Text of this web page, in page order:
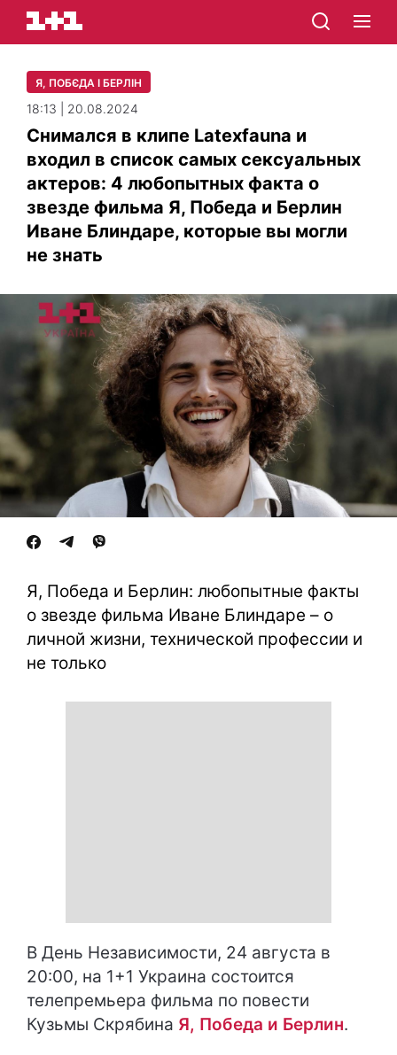
Я, ПОБЄДА І БЕРЛІН
18:13 | 20.08.2024
Снимался в клипе Latexfauna и
входил в список самых сексуальных
актеров: 4 любопытных факта о
звезде фильма Я, Победа и Берлин
Иване Блиндаре, которые вы могли
не знать
Я, Победа и Берлин: любопытные факты
о звезде фильма Иване Блиндаре – о
личной жизни, технической профессии и
не только
В День Независимости, 24 августа в
20:00, на 1+1 Украина состоится
телепремьера фильма по повести
Кузьмы Скрябина Я, Победа и Берлин.